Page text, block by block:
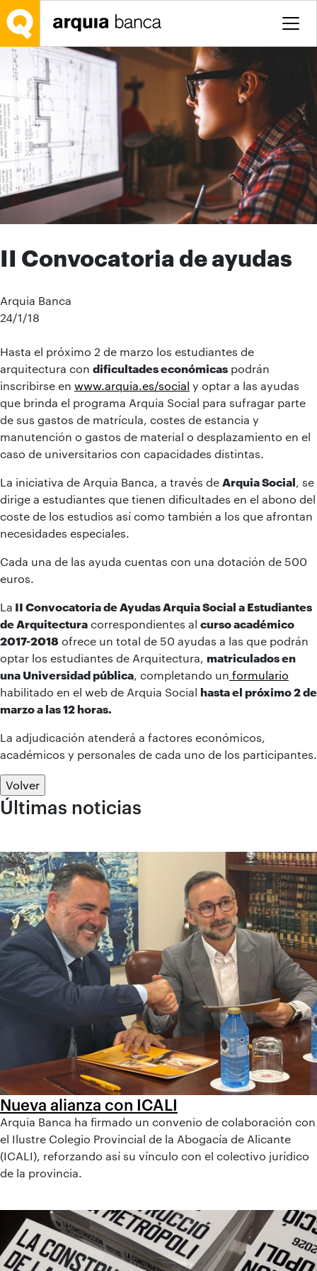
Saltar al contenido principal
II Convocatoria de ayudas
Arquia Banca
24/1/18
Hasta el próximo 2 de marzo los estudiantes de
arquitectura con dificultades económicas podrán
inscribirse en www.arquia.es/social y optar a las ayudas
que brinda el programa Arquia Social para sufragar parte
de sus gastos de matrícula, costes de estancia y
manutención o gastos de material o desplazamiento en el
caso de universitarios con capacidades distintas.
La iniciativa de Arquia Banca, a través de Arquia Social , se
dirige a estudiantes que tienen dificultades en el abono del
coste de los estudios así como también a los que afrontan
necesidades especiales.
Cada una de las ayuda cuentas con una dotación de 500
euros.
La II Convocatoria de Ayudas Arquia Social a Estudiantes
de Arquitectura correspondientes al curso académico
2017-2018 ofrece un total de 50 ayudas a las que podrán
optar los estudiantes de Arquitectura, matriculados en
una Universidad pública , completando un formulario
habilitado en el web de Arquia Social hasta el próximo 2 de
marzo a las 12 horas.
La adjudicación atenderá a factores económicos,
académicos y personales de cada uno de los participantes.
Volver
Últimas noticias
Nueva alianza con ICALI
Arquia Banca ha firmado un convenio de colaboración con
el Ilustre Colegio Provincial de la Abogacía de Alicante
(ICALI), reforzando así su vínculo con el colectivo jurídico
de la provincia.